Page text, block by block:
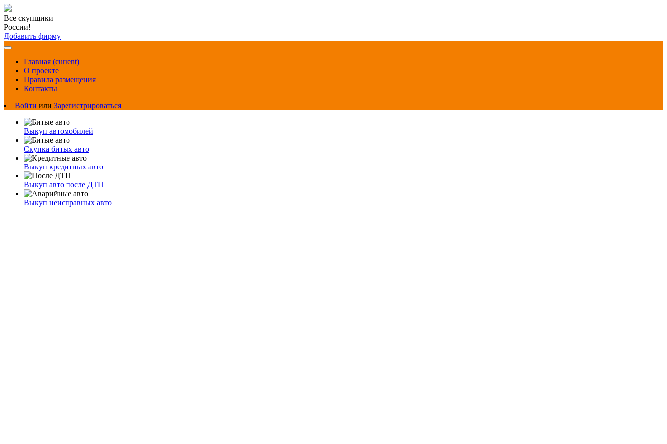
Все скупщики
России!
Добавить фирму
Главная (current)
О проекте
Правила размещения
Контакты
Войти или Зарегистрироваться
Выкуп автомобилей
Скупка битых авто
Выкуп кредитных авто
Выкуп авто после ДТП
Выкуп неисправных авто